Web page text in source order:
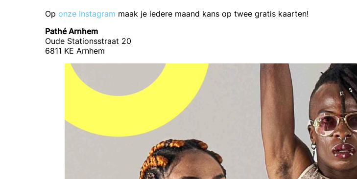
Op onze Instagram maak je iedere maand kans op twee gratis kaarten!
Pathé Arnhem
Oude Stationsstraat 20
6811 KE Arnhem